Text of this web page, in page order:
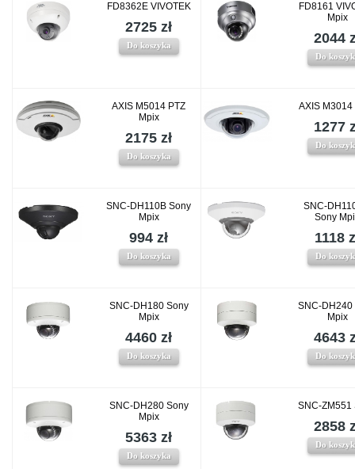
FD8362E VIVOTEK
2725 zł
Do koszyka
FD8161
Mpix
2044
Do
AXIS M5014 PTZ
Mpix
2175 zł
Do koszyka
AXIS
1277
Do
SNC-DH110B Sony
Mpix
994 zł
Do koszyka
SNC-
Sony
1118
Do
SNC-DH180 Sony
Mpix
4460 zł
Do koszyka
SNC-DH240
Mpix
4643
Do
SNC-DH280 Sony
Mpix
5363 zł
Do koszyka
SNC-ZM551
2858
Do